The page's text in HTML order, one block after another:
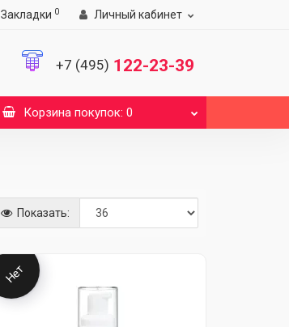
Закладки 0 Личный кабинет
+7 (495) 122-23-39
Корзинапокупок: 0
Показать:
Нет